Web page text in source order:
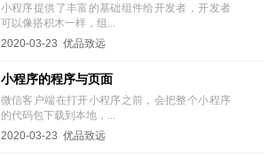
小程序提供了丰富的基础组件给开发者，开发者
可以像搭积木一样，组...
2020-03-23 优品致远
小程序的程序与页面
微信客户端在打开小程序之前，会把整个小程序
的代码包下载到本地，...
2020-03-23 优品致远